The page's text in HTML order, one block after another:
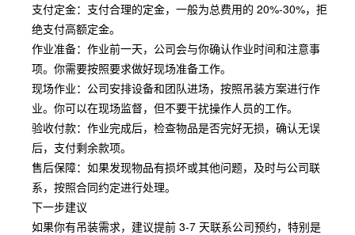
支付定金：支付合理的定金，一般为总费用的 20%-30%，拒
绝支付高额定金。
作业准备：作业前一天，公司会与你确认作业时间和注意事
项。你需要按照要求做好现场准备工作。
现场作业：公司安排设备和团队进场，按照吊装方案进行作
业。你可以在现场监督，但不要干扰操作人员的工作。
验收付款：作业完成后，检查物品是否完好无损，确认无误
后，支付剩余款项。
售后保障：如果发现物品有损坏或其他问题，及时与公司联
系，按照合同约定进行处理。
下一步建议
如果你有吊装需求，建议提前 3-7 天联系公司预约，特别是